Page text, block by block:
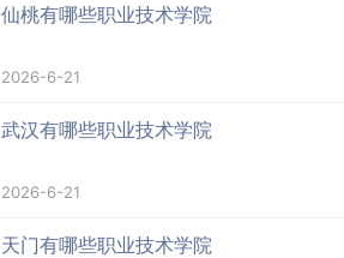
仙桃有哪些职业技术学院
2026-6-21
武汉有哪些职业技术学院
2026-6-21
天门有哪些职业技术学院